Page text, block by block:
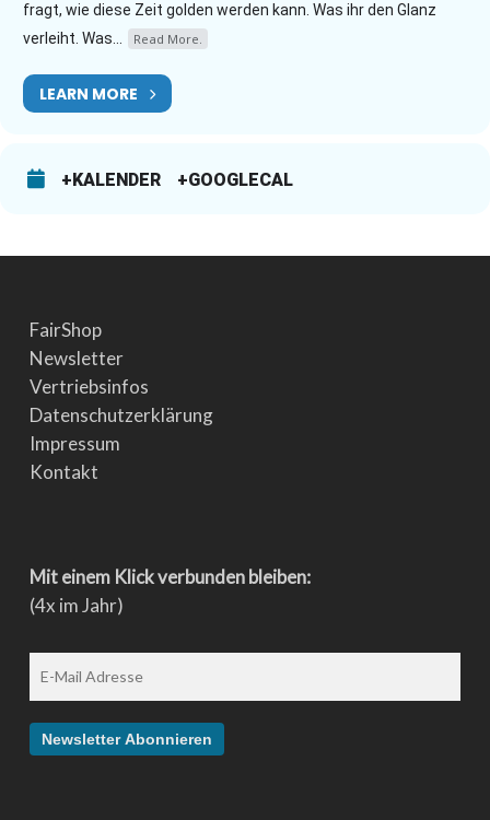
fragt, wie diese Zeit golden werden kann. Was ihr den Glanz
verleiht. Was...
Read More.
LEARN MORE
+KALENDER +GOOGLECAL
FairShop
Newsletter
Vertriebsinfos
Datenschutzerklärung
Impressum
Kontakt
Mit einem Klick verbunden bleiben:
(4x im Jahr)